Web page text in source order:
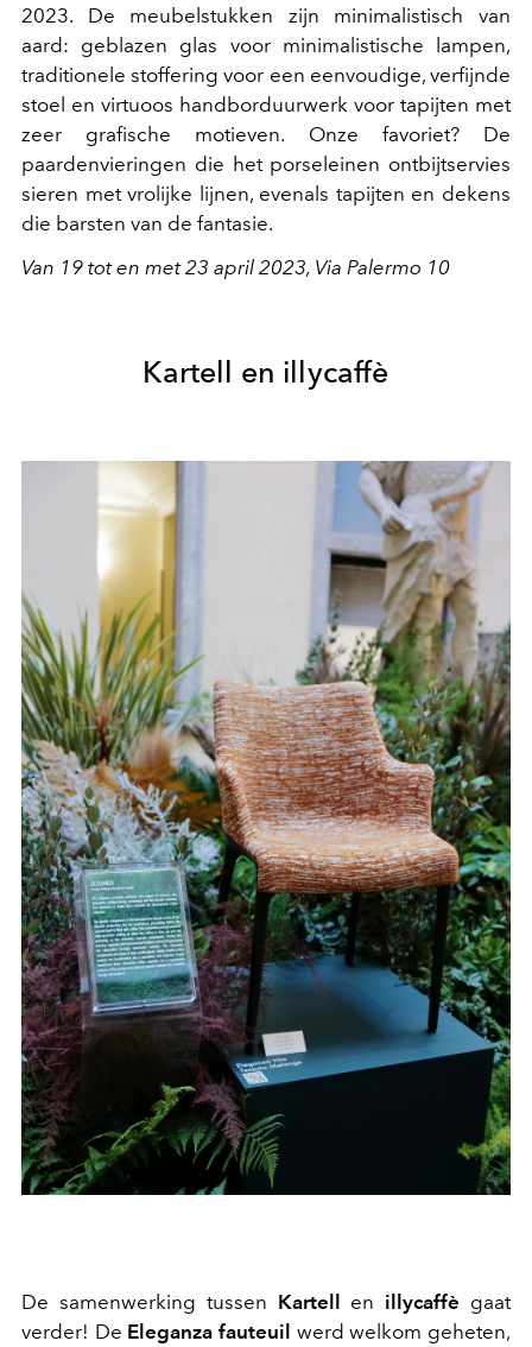
2023. De meubelstukken zijn minimalistisch van
aard: geblazen glas voor minimalistische lampen,
traditionele stoffering voor een eenvoudige, verfijnde
stoel en virtuoos handborduurwerk voor tapijten met
zeer grafische motieven. Onze favoriet? De
paardenvieringen die het porseleinen ontbijtservies
sieren met vrolijke lijnen, evenals tapijten en dekens
die barsten van de fantasie.
Van 19 tot en met 23 april 2023, Via Palermo 10
Kartell en illycaffè
De samenwerking tussen Kartell en illycaffè gaat
verder! De Eleganza fauteuil werd welkom geheten,